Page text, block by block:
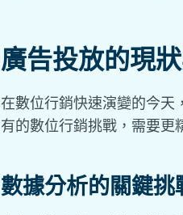
廣告投放的現
在數位行銷快速演變的今天
有的數位行銷挑戰，需要更
數據分析的關鍵挑